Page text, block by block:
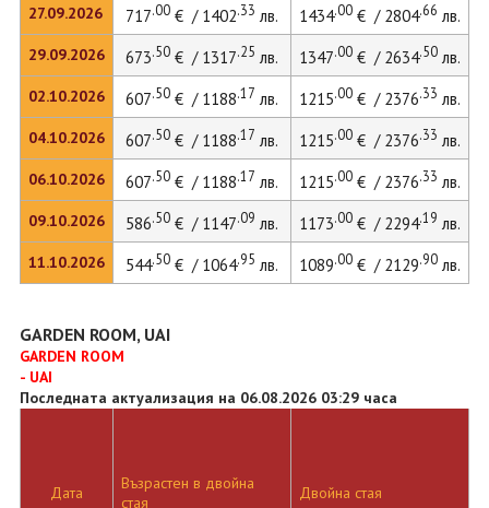
27.09.2026
29.09.2026
02.10.2026
04.10.2026
06.10.2026
09.10.2026
11.10.2026
717.00€ / 1402.33 лв. 1434.00€ / 2804.66 лв.
673.50€ / 1317.25 лв. 1347.00€ / 2634.50лв.
607.50€ / 1188.17 лв. 1215.00€ / 2376.33 лв.
607.50€ / 1188.17 лв. 1215.00€ / 2376.33 лв.
607.50€ / 1188.17 лв. 1215.00€ / 2376.33 лв.
586.50€ / 1147.09 лв. 1173.00€ / 2294.19 лв.
544.50€ / 1064.95 лв. 1089.00€ / 2129.90лв.
GARDEN ROOM, UAI
GARDEN ROOM
- UAI
Последната актуализация на 06.08.2026 03:29 часа
Дата
Възрастен в двойна
стая
Двойна стая